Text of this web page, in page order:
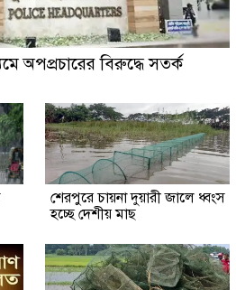
অপপ্রচারের বিরুদ্ধে সতর্ক
শেরপুরে চায়না দুয়ারী জালে ধ্বংস
হচ্ছে দেশীয় মাছ